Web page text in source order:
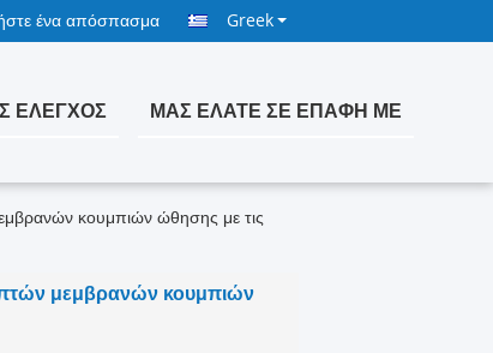
ένα απόσπασμα Greek
ΈΛΕΓΧΟΣ ΜΑΣ ΕΛΆΤΕ ΣΕ ΕΠΑΦΉ ΜΕ
κουμπιών ώθησης με τις
μεμβρανών κουμπιών